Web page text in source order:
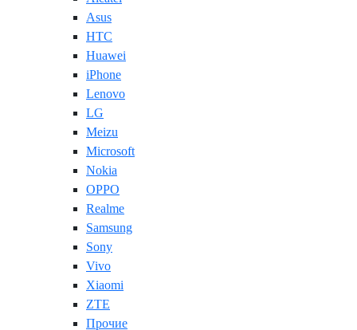
Asus
HTC
Huawei
iPhone
Lenovo
LG
Meizu
Microsoft
Nokia
OPPO
Realme
Samsung
Sony
Vivo
Xiaomi
ZTE
Прочие